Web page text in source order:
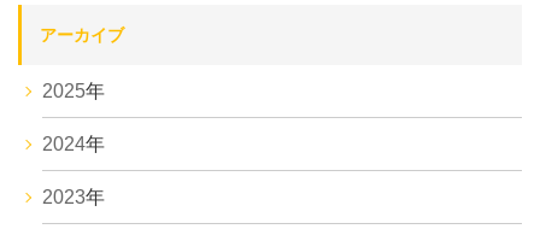
アーカイブ
2025年
2024年
2023年